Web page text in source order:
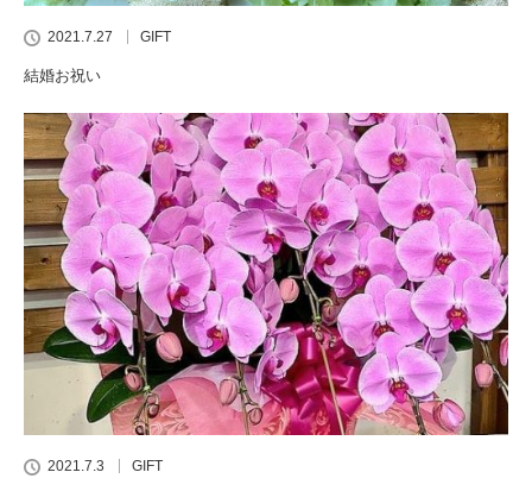
2021.7.27 GIFT
結婚お祝い
2021.7.3 GIFT